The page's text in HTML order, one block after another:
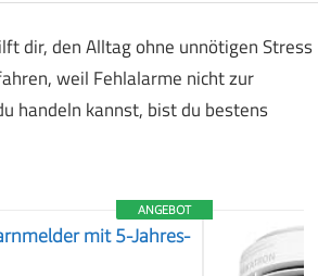
dir, den Alltag ohne unnötigen Stress
weil Fehlalarme nicht zur
handeln kannst, bist du bestens
ANGEBOT
mit 5-Jahres-